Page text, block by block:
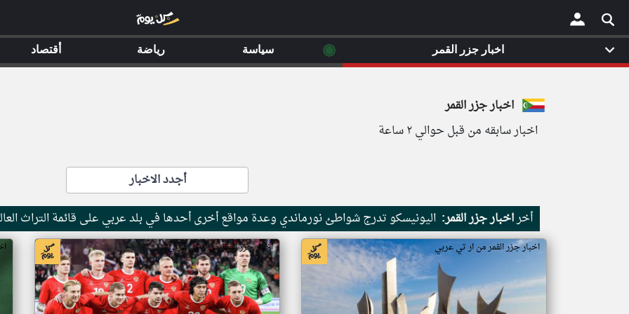
×
اخبار جزر القمر
اخبار سابقه من قبل حوالي ٢ ساعة
أجدد الاخبار
أخراخبار جزر القمر: اليونيسكو تدرج شواطئ نورماندي وعدة مواقع أخرى أحدها في بلد عربي على قائمة التراث
اخبار جزر القمر من ار تي عربي اخبار جزر القمر من ار تي عربي
اخبار جزر القمر ◉ سياسة رياضة أقتصاد